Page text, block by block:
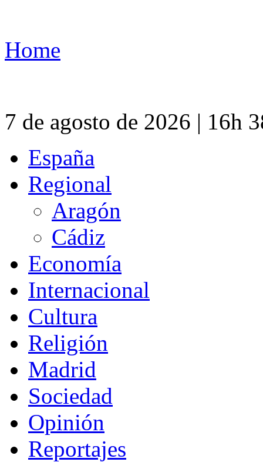
Home
7 de agosto de 2026 | 16h
España
Regional
Aragón
Cádiz
Economía
Internacional
Cultura
Religión
Madrid
Sociedad
Opinión
Reportajes